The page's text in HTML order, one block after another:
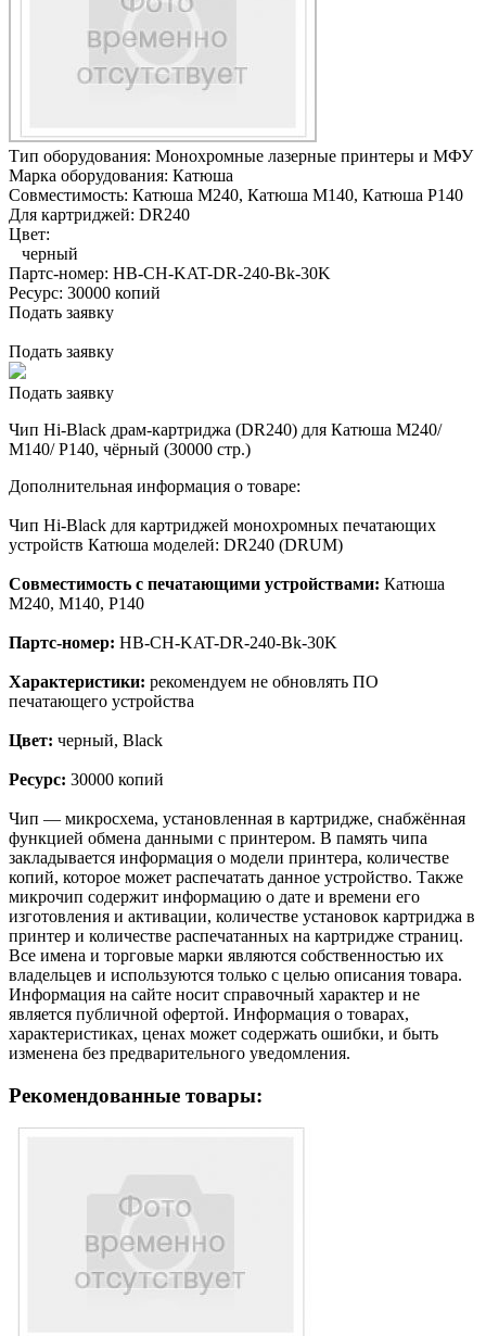
Тип оборудования: Монохромные лазерные принтеры и МФУ
Марка оборудования: Катюша
Совместимость: Катюша M240, Катюша M140, Катюша P140
Для картриджей: DR240
Цвет:
черный
Партс-номер: HB-CH-KAT-DR-240-Bk-30K
Ресурс: 30000 копий
Подать заявку
Подать заявку
Подать заявку
Чип Hi-Black драм-картриджа (DR240) для Катюша M240/
M140/ P140, чёрный (30000 стр.)
Дополнительная информация о товаре:
Чип Hi-Black для картриджей монохромных печатающих
устройств Катюша моделей: DR240 (DRUM)
Совместимость с печатающими устройствами: Катюша
M240, M140, P140
Партс-номер: HB-CH-KAT-DR-240-Bk-30K
Характеристики: рекомендуем не обновлять ПО
печатающего устройства
Цвет: черный, Black
Ресурс: 30000 копий
Чип — микросхема, установленная в картридже, снабжённая
функцией обмена данными с принтером. В память чипа
закладывается информация о модели принтера, количестве
копий, которое может распечатать данное устройство. Также
микрочип содержит информацию о дате и времени его
изготовления и активации, количестве установок картриджа в
принтер и количестве распечатанных на картридже страниц.
Все имена и торговые марки являются собственностью их
владельцев и используются только с целью описания товара.
Информация на сайте носит справочный характер и не
является публичной офертой. Информация о товарах,
характеристиках, ценах может содержать ошибки, и быть
изменена без предварительного уведомления.
Рекомендованные товары: